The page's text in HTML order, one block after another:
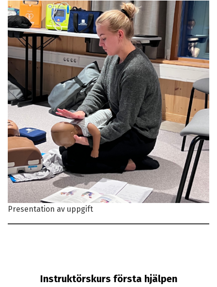
Presentation av uppgift
Instruktörskurs första hjälpen